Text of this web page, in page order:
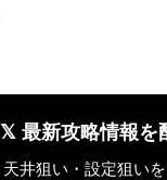
𝕏 最新攻略情報を
井狙い・設定狙い